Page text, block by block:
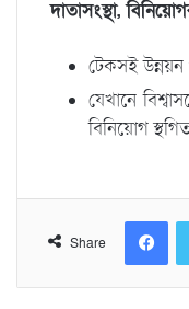
দাতাসংস্থা,
টেকসই উন্নয়ন
যেখানে
বিনিয়োগ
Share